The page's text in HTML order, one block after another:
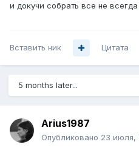
и докучи собрать все не всегда
Вставить ник Цитата
5 months later...
Arius1987
Опубликовано 23 июля,